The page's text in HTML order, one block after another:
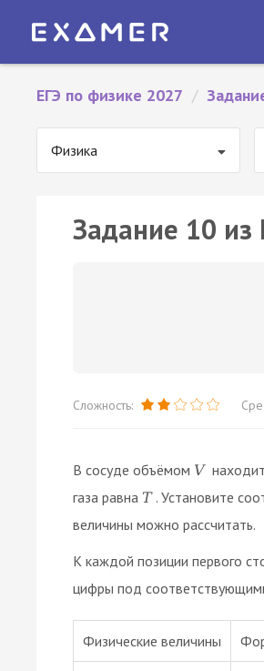
ЕГЭ по физике 2027 /
Физика
Задание 10 из
Сложность:
В сосуде объёмом V
газа равна T . Установите
величины можно рассчитать.
К каждой позиции первого
цифры под
Физические величины